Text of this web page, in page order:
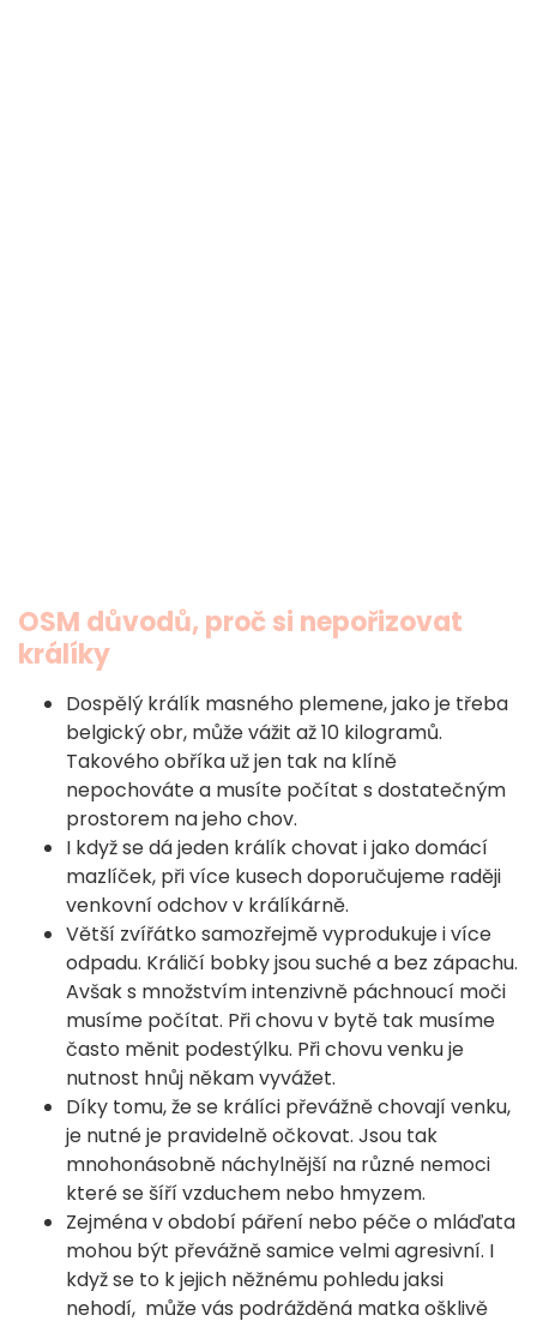
OSM důvodů, proč si nepořizovat
králíky
Dospělý králík masného plemene, jako je třeba
belgický obr, může vážit až 10 kilogramů.
Takového obříka už jen tak na klíně
nepochováte a musíte počítat s dostatečným
prostorem na jeho chov.
I když se dá jeden králík chovat i jako domácí
mazlíček, při více kusech doporučujeme raději
venkovní odchov v králíkárně.
Větší zvířátko samozřejmě vyprodukuje i více
odpadu. Králičí bobky jsou suché a bez zápachu.
Avšak s množstvím intenzivně páchnoucí moči
musíme počítat. Při chovu v bytě tak musíme
často měnit podestýlku. Při chovu venku je
nutnost hnůj někam vyvážet.
Díky tomu, že se králíci převážně chovají venku,
je nutné je pravidelně očkovat. Jsou tak
mnohonásobně náchylnější na různé nemoci
které se šíří vzduchem nebo hmyzem.
Zejména v období páření nebo péče o mláďata
mohou být převážně samice velmi agresivní. I
když se to k jejich něžnému pohledu jaksi
nehodí, může vás podrážděná matka ošklivě